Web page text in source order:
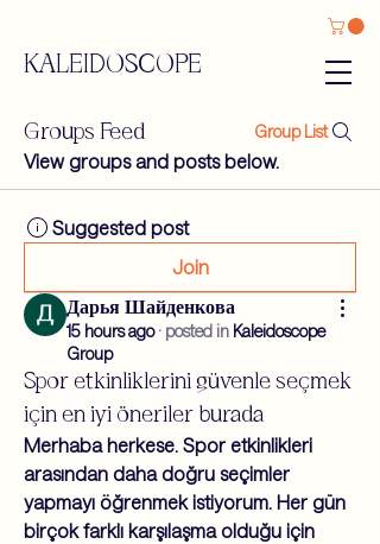
KALEIDOSCOPE
Groups Feed Group List
View groups and posts below.
Suggested post
Join
Дарья Шайденкова
15 hours ago· posted in Kaleidoscope
Group
Spor etkinliklerini güvenle seçmek
için en iyi öneriler burada
Merhaba herkese. Spor etkinlikleri
arasından daha doğru seçimler
yapmayı öğrenmek istiyorum. Her gün
birçok farklı karşılaşma olduğu için